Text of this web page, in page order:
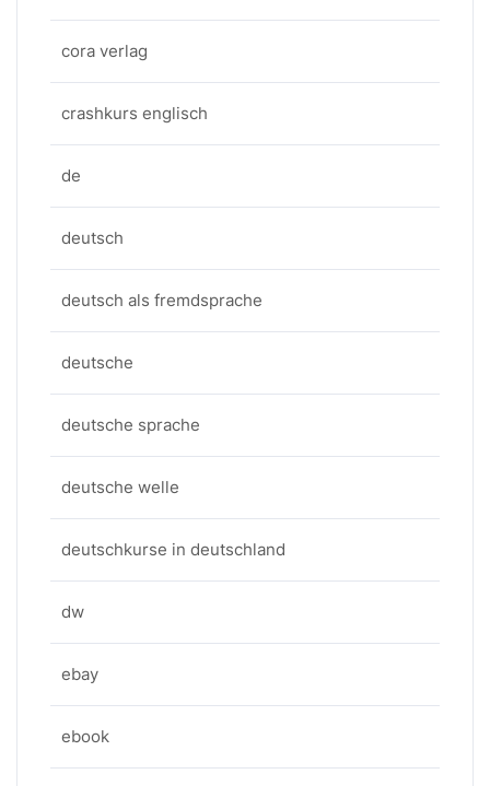
cora verlag
crashkurs englisch
de
deutsch
deutsch als fremdsprache
deutsche
deutsche sprache
deutsche welle
deutschkurse in deutschland
dw
ebay
ebook